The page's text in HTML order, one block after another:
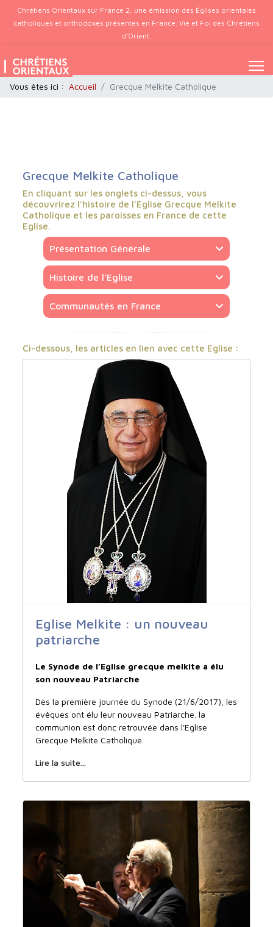
Chrétiens Orientaux sur France 2, une émission des Églises orientales
catholiques et orthodoxes présentes en France. Vie et Foi des Chrétiens
d’Orient.
Vous êtes ici : Accueil Grecque Melkite Catholique
Grecque Melkite Catholique
En cliquant sur les onglets ci-dessus, vous
découvrirez l'histoire de l'Eglise Grecque Melkite
Catholique et les paroisses en France de cette
Eglise.
Présentation Générale
Histoire de l’Eglise
Communautés en France
Ci-dessous, les articles en lien avec cette Eglise :
Eglise Melkite : un nouveau
patriarche
Le Synode de l’Eglise grecque melkite a élu
son nouveau Patriarche
Dès la première journée du Synode (21/6/2017), les
évêques ont élu leur nouveau Patriarche. la
communion est donc retrouvée dans l'Eglise
Grecque Melkite Catholique.
Lire la suite...